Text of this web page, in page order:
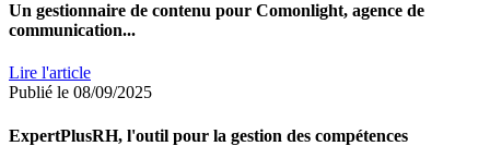
Un gestionnaire de contenu pour Comonlight, agence de
communication...
Lire l'article
Publié le 08/09/2025
ExpertPlusRH, l'outil pour la gestion des compétences